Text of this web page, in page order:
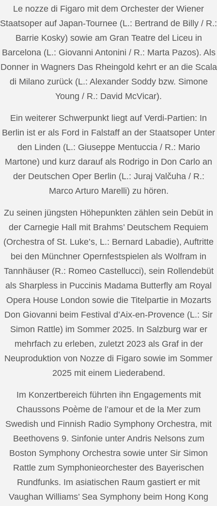
Le nozze di Figaro mit dem Orchester der Wiener
Staatsoper auf Japan-Tournee (L.: Bertrand de Billy / R.:
Barrie Kosky) sowie am Gran Teatre del Liceu in
Barcelona (L.: Giovanni Antonini / R.: Marta Pazos). Als
Donner in Wagners Das Rheingold kehrt er an die Scala
di Milano zurück (L.: Alexander Soddy bzw. Simone
Young / R.: David McVicar).
Ein weiterer Schwerpunkt liegt auf Verdi-Partien: In
Berlin ist er als Ford in Falstaff an der Staatsoper Unter
den Linden (L.: Giuseppe Mentuccia / R.: Mario
Martone) und kurz darauf als Rodrigo in Don Carlo an
der Deutschen Oper Berlin (L.: Juraj Valčuha / R.:
Marco Arturo Marelli) zu hören.
Zu seinen jüngsten Höhepunkten zählen sein Debüt in
der Carnegie Hall mit Brahms’ Deutschem Requiem
(Orchestra of St. Luke’s, L.: Bernard Labadie), Auftritte
bei den Münchner Opernfestspielen als Wolfram in
Tannhäuser (R.: Romeo Castellucci), sein Rollendebüt
als Sharpless in Puccinis Madama Butterfly am Royal
Opera House London sowie die Titelpartie in Mozarts
Don Giovanni beim Festival d’Aix-en-Provence (L.: Sir
Simon Rattle) im Sommer 2025. In Salzburg war er
mehrfach zu erleben, zuletzt 2023 als Graf in der
Neuproduktion von Nozze di Figaro sowie im Sommer
2025 mit einem Liederabend.
Im Konzertbereich führten ihn Engagements mit
Chaussons Poème de l’amour et de la Mer zum
Swedish und Finnish Radio Symphony Orchestra, mit
Beethovens 9. Sinfonie unter Andris Nelsons zum
Boston Symphony Orchestra sowie unter Sir Simon
Rattle zum Symphonieorchester des Bayerischen
Rundfunks. Im asiatischen Raum gastiert er mit
Vaughan Williams’ Sea Symphony beim Hong Kong